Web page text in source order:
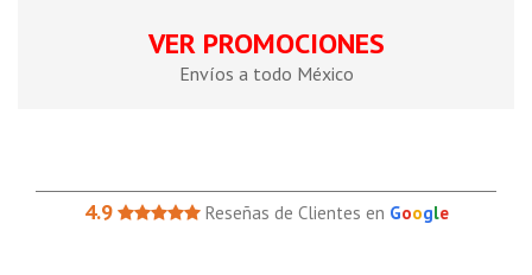
VER PROMOCIONES
Envíos a todo México
4.9 Reseñas de Clientes en Google